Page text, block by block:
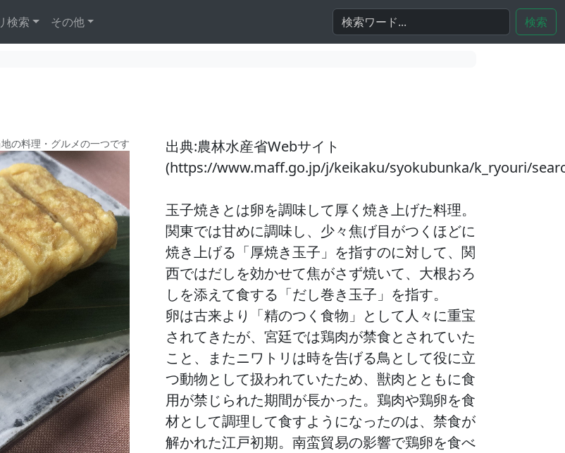
検索 その他 検索
の料理・グルメの一つです
出典:農林水産省Webサイト
(https://www.maff.go.jp/j/keikaku/syokubunka/k_ryouri/
玉子焼きとは卵を調味して厚く焼き上げた料理。
関東では甘めに調味し、少々焦げ目がつくほどに
焼き上げる「厚焼き玉子」を指すのに対して、関
西ではだしを効かせて焦がさず焼いて、大根おろ
しを添えて食する「だし巻き玉子」を指す。
卵は古来より「精のつく食物」として人々に重宝
されてきたが、宮廷では鶏肉が禁食とされていた
こと、またニワトリは時を告げる鳥として役に立
つ動物として扱われていたため、獣肉とともに食
用が禁じられた期間が長かった。鶏肉や鶏卵を食
材として調理して食すようになったのは、禁食が
解かれた江戸初期。南蛮貿易の影響で鶏卵を食べ